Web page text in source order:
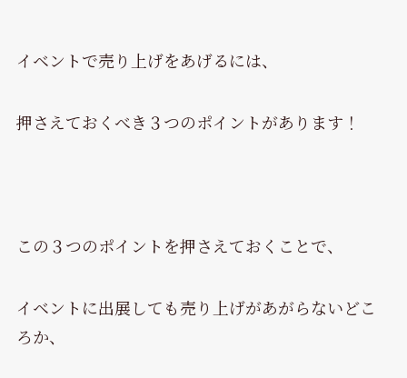
イベントで売り上げをあげるには、
押さえておくべき３つのポイントがあります！
この３つのポイントを押さえておくことで、
イベントに出展しても売り上げがあがらないどこ
ろか、